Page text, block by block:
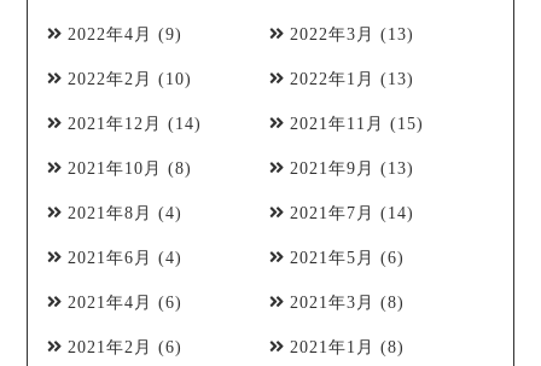
2022年4月 (9) 2022年3月 (13)
2022年2月 (10) 2022年1月 (13)
2021年12月 (14) 2021年11月 (15)
2021年10月 (8) 2021年9月 (13)
2021年8月 (4) 2021年7月 (14)
2021年6月 (4) 2021年5月 (6)
2021年4月 (6) 2021年3月 (8)
2021年2月 (6) 2021年1月 (8)